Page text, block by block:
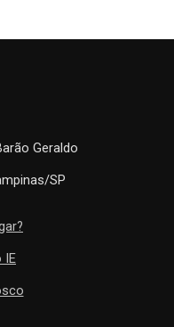
Geraldo
SP
IE